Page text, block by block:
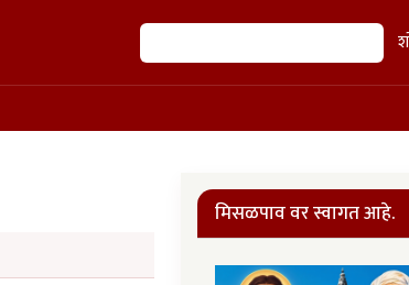
शोध
मिसळपाव वर स्वागत आहे.